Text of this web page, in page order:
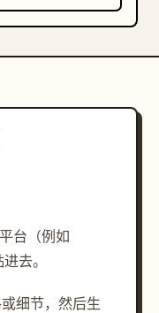
台（例如
去。
细节，然后生